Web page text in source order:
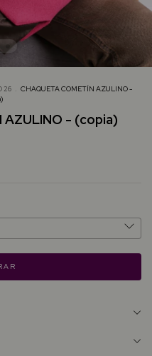
26 . CHAQUETA COMETÍN AZULINO -
AZULINO - (copia)